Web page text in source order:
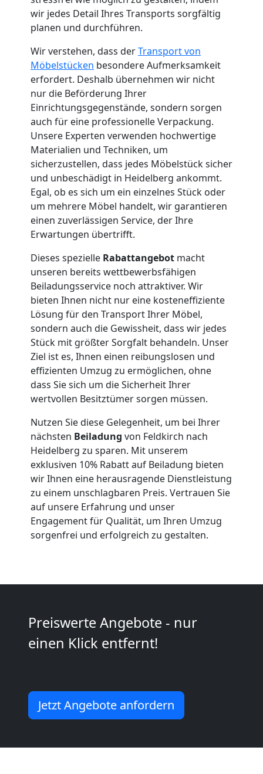
wir jedes Detail Ihres Transports sorgfältig
planen und durchführen.
Wir verstehen, dass derTransport von
Möbelstücken besondere Aufmerksamkeit
erfordert. Deshalb übernehmen wir nicht
nur die Beförderung Ihrer
Einrichtungsgegenstände, sondern sorgen
auch für eine professionelle Verpackung.
Unsere Experten verwenden hochwertige
Materialien und Techniken, um
sicherzustellen, dass jedes Möbelstück sicher
und unbeschädigt in Heidelberg ankommt.
Egal, ob es sich um ein einzelnes Stück oder
um mehrere Möbel handelt, wir garantieren
einen zuverlässigen Service, der Ihre
Erwartungen übertrifft.
Dieses spezielle Rabattangebot macht
unseren bereits wettbewerbsfähigen
Beiladungsservice noch attraktiver. Wir
bieten Ihnen nicht nur eine kosteneffiziente
Lösung für den Transport Ihrer Möbel,
sondern auch die Gewissheit, dass wir jedes
Stück mit größter Sorgfalt behandeln. Unser
Ziel ist es, Ihnen einen reibungslosen und
effizienten Umzug zu ermöglichen, ohne
dass Sie sich um die Sicherheit Ihrer
wertvollen Besitztümer sorgen müssen.
Nutzen Sie diese Gelegenheit, um bei Ihrer
nächsten Beiladung von Feldkirch nach
Heidelberg zu sparen. Mit unserem
exklusiven 10% Rabatt auf Beiladung bieten
wir Ihnen eine herausragende Dienstleistung
zu einem unschlagbaren Preis. Vertrauen Sie
auf unsere Erfahrung und unser
Engagement für Qualität, um Ihren Umzug
sorgenfrei und erfolgreich zu gestalten.
Preiswerte Angebote - nur
einen Klick entfernt!
Jetzt Angebote anfordern
Küchenumzug
Feldkirch
Umzug
und
Lagerung
Feldkirch
Full-
Service-
Umzug
Feldkirch
Qualitäts-
Umzüge
Feldkirch
Vereinsumzug
Feldkirch
Anfrage
Möbeltransport
Beiladung
National